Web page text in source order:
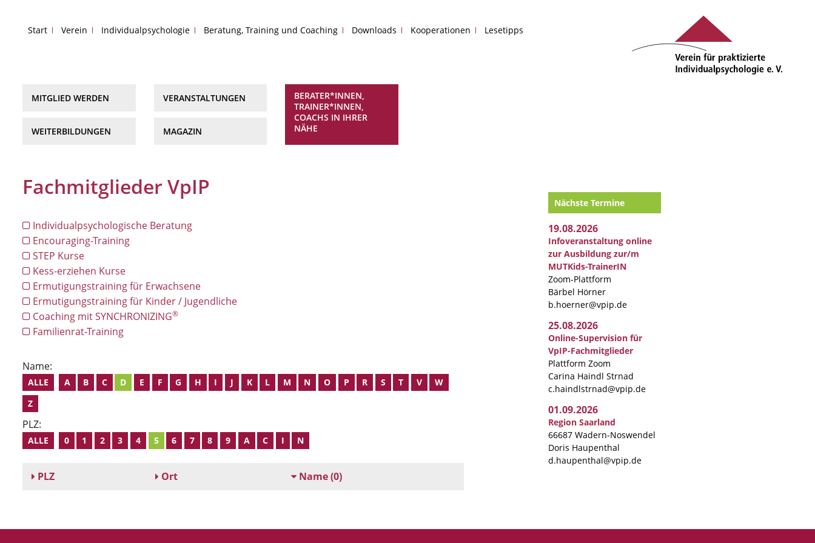
Start Verein Individualpsychologie Beratung, Training und Coaching Downloads Kooperationen Lesetipps
MITGLIED WERDEN
WEITERBILDUNGEN
VERANSTALTUNGEN
MAGAZIN
BERATER*INNEN,
TRAINER*INNEN,
COACHS IN IHRER
NÄHE
Fachmitglieder VpIP
Individualpsychologische Beratung
Encouraging-Training
STEP Kurse
Kess-erziehen Kurse
Ermutigungstraining für Erwachsene
Ermutigungstraining für Kinder / Jugendliche
Coaching mit SYNCHRONIZING®
Familienrat-Training
Name:
ALLE A B C D E F G H I J K L M N O P R S T V
W
Z
PLZ:
ALLE 0 1 2 3 4 5 6 7 8 9 A C I N
PLZ Ort Name(0)
Nächste Termine
19.08.2026
Infoveranstaltung online
zur Ausbildung zur/m
MUTKids-TrainerIN
Zoom-Plattform
Bärbel Hörner
b.hoerner@vpip.de
25.08.2026
Online-Supervision für
VpIP-Fachmitglieder
Plattform Zoom
Carina Haindl Strnad
c.haindlstrnad@vpip.de
01.09.2026
Region Saarland
66687 Wadern-Noswendel
Doris Haupenthal
d.haupenthal@vpip.de